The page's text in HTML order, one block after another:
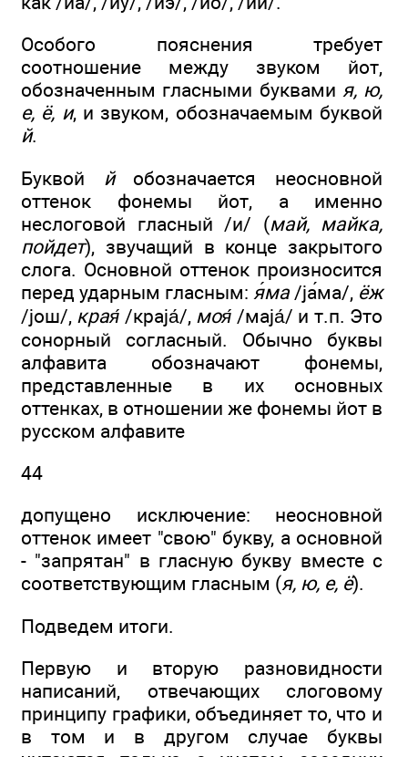
Особого пояснения требует
соотношение между звуком йот,
обозначенным гласными буквами я, ю,
е, ё, и, и звуком, обозначаемым буквой
й.
Буквой йобозначается неосновной
оттенок фонемы йот, а именно
неслоговой гласный /и/ (май, майка,
пойдет), звучащий в конце закрытого
слога. Основной оттенок произносится
перед ударным гласным: я́ма /jа́ма/, ёж
/joш/, края /краjа́/, моя /маjа́/ и т.п. Это
сонорный согласный. Обычно буквы
алфавита обозначают фонемы,
представленные в их основных
оттенках, в отношении же фонемы йот в
русском алфавите
44
допущено исключение: неосновной
оттенок имеет "свою" букву, а основной
- "запрятан" в гласную букву вместе с
соответствующим гласным (я, ю, е, ё).
Подведем итоги.
Первую и вторую разновидности
написаний, отвечающих слоговому
принципу графики, объединяет то, что и
в том и в другом случае буквы